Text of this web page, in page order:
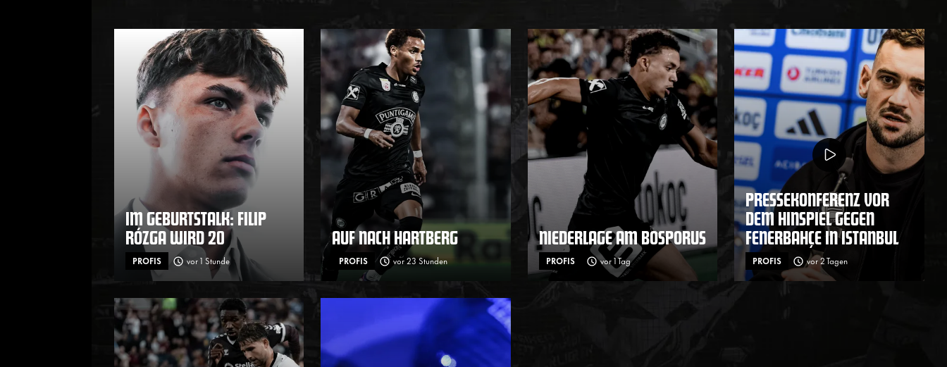
IM GEBURTSTALK: FILIP
RÓZGA WIRD 20
PROFIS vor 1 Stunde
AUF NACH HARTBERG
PROFIS vor 23 Stunden
NIEDERLAGE AM BOSPORUS
PROFIS vor 1 Tag
PRESSEKONFERENZ VOR
DEM HINSPIEL GEGEN
FENERBAHÇE IN ISTANBUL
PROFIS vor 2 Tagen